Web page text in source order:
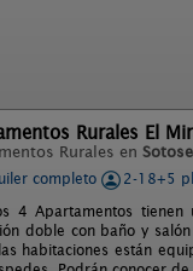
Rurales El
Rurales en
completo
2-18+5
4 Apartamentos
doble con baño y
habitaciones están